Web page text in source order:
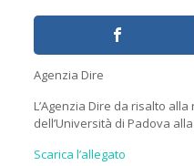
Agenzia Dire
L’Agenzia Dire da risalto
dell’Università di Padova
Scarica l’allegato